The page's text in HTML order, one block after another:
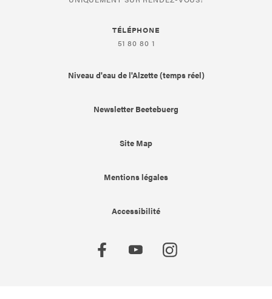
TÉLÉPHONE
51 80 80 1
Niveau d'eau de l'Alzette (temps réel)
Newsletter Beetebuerg
Site Map
Mentions légales
Accessibilité